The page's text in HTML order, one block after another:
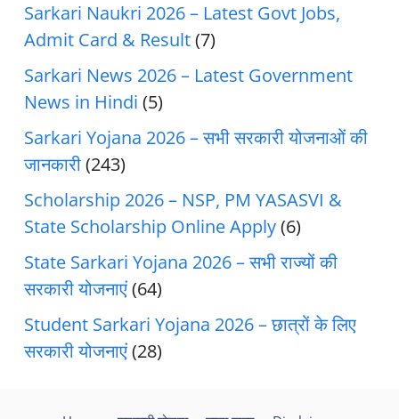
Sarkari Naukri 2026 – Latest Govt Jobs,
Admit Card & Result(7)
Sarkari News 2026 – Latest Government
News in Hindi (5)
Sarkari Yojana 2026 – सभी सरकारी योजनाओं की
जानकारी(243)
Scholarship 2026 – NSP, PM YASASVI &
State Scholarship Online Apply(6)
State Sarkari Yojana 2026 – सभी राज्यों की
सरकारी योजनाएं(64)
Student Sarkari Yojana 2026 – छात्रों के लिए
सरकारी योजनाएं(28)